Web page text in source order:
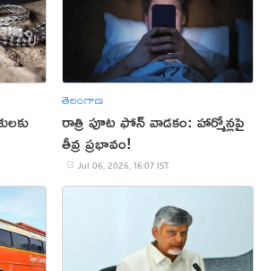
తెలంగాణ
రాత్రి పూట ఫోన్ వాడకం: హార్మోన్లపై
తీవ్ర ప్రభావం!
Jul 06, 2026, 16:07 IST